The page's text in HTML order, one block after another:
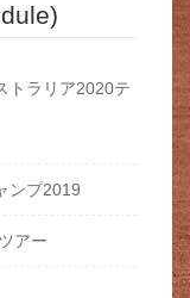
トラリア2020テ
ンプ2019
アー